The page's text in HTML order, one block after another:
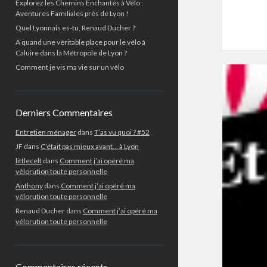
Explorez les Chemins Enchantés à Vélo :
Aventures Familiales près de Lyon !
Quel Lyonnais es-tu, Renaud Ducher ?
A quand une véritable place pour le vélo à
Caluire dans la Métropole de Lyon ?
Comment je vis ma vie sur un vélo
Derniers Commentaires
Entretien ménagerdans T’as vu quoi ? #52
JF dans C’était pas mieux avant… à Lyon
littleceltdans Comment j’ai opéré ma
vélorution toute personnelle
Anthonydans Comment j’ai opéré ma
vélorution toute personnelle
Renaud Ducherdans Comment j’ai opéré ma
vélorution toute personnelle